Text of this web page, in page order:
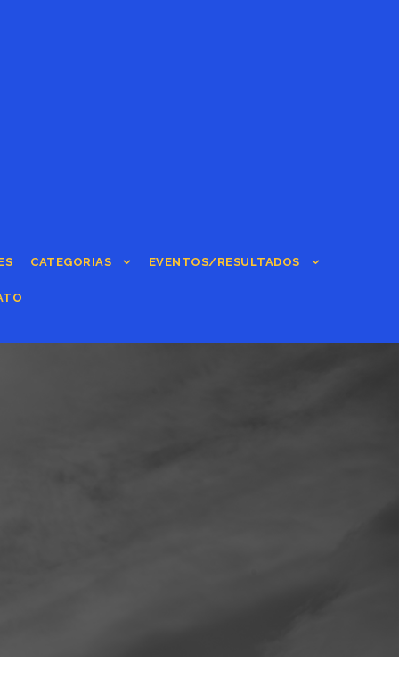
CATEGORIAS EVENTOS/RESULTADOS